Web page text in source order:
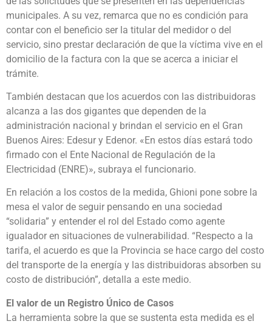
municipales. A su vez, remarca que no es condición para
contar con el beneficio ser la titular del medidor o del
servicio, sino prestar declaración de que la víctima vive en el
domicilio de la factura con la que se acerca a iniciar el
trámite.
También destacan que los acuerdos con las distribuidoras
alcanza a las dos gigantes que dependen de la
administración nacional y brindan el servicio en el Gran
Buenos Aires: Edesur y Edenor. «En estos días estará todo
firmado con el Ente Nacional de Regulación de la
Electricidad (ENRE)», subraya el funcionario.
En relación a los costos de la medida, Ghioni pone sobre la
mesa el valor de seguir pensando en una sociedad
“solidaria” y entender el rol del Estado como agente
igualador en situaciones de vulnerabilidad. “Respecto a la
tarifa, el acuerdo es que la Provincia se hace cargo del costo
del transporte de la energía y las distribuidoras absorben su
costo de distribución”, detalla a este medio.
El valor de un Registro Único de Casos
La herramienta sobre la que se sustenta esta medida es el